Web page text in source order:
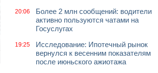
20:06
Более 2 млн сообщений: водители
активно пользуются чатами на
Госуслугах
19:25
Исследование: Ипотечный рынок
вернулся к весенним показателям
после июньского ажиотажа